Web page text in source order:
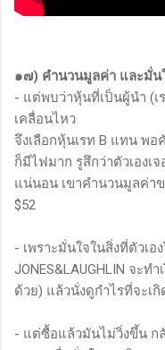
๑๗) คำนวนมูลค่า และมั่น
- แต่พบว่าหุ้นที่เป็นผู้นำ (เ
เคลื่อนไหว
จึงเลือกหุ้นเรท B แทน พอ
ก็มีไฟมาก รูสึกว่าตัวเองเ
แน่นอน เขาคำนวนมูลค่า
$52
- เพราะมั่นใจในสิ่งที่ตัวเอ
JONES&LAUGHLIN จะท
ด้วย) แล้วนั่งดูกำไรที่จะเ
- แต่ซื้อแล้วมันไม่วิ่งขึ้น ก